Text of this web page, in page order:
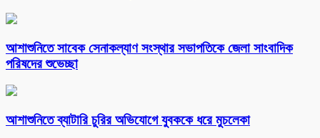
আশাশুনিতে সাবেক সেনাকল্যাণ সংস্থার সভাপতিকে জেলা সাংবাদিক
পরিষদের শুভেচ্ছা
আশাশুনিতে ব্যাটারি চুরির অভিযোগে যুবককে ধরে মুচলেকা